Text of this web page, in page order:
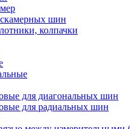
шин
колпачки
для диагональных шин
для радиальных шин